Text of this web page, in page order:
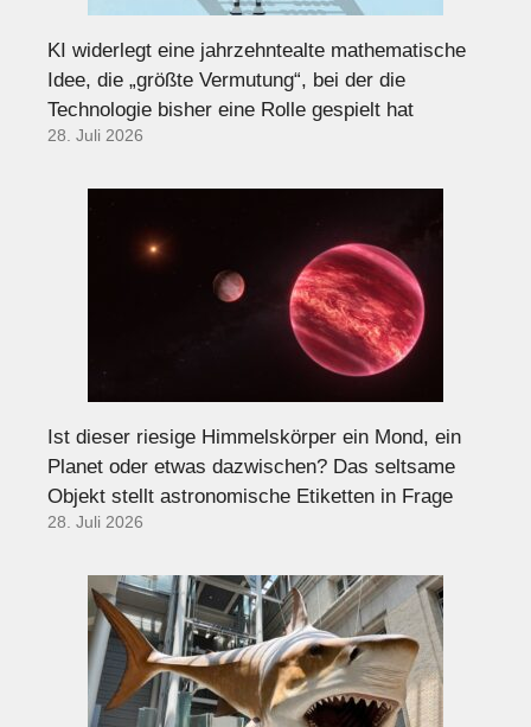
KI widerlegt eine jahrzehntealte mathematische
Idee, die „größte Vermutung“, bei der die
Technologie bisher eine Rolle gespielt hat
28. Juli 2026
Ist dieser riesige Himmelskörper ein Mond, ein
Planet oder etwas dazwischen? Das seltsame
Objekt stellt astronomische Etiketten in Frage
28. Juli 2026